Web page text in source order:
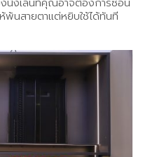
พ้นสายตาแต่หยิบใช้ได้ทันที